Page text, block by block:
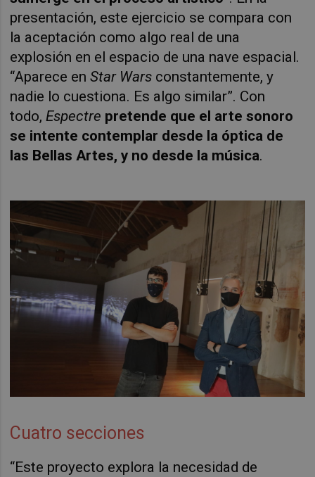
presentación, este ejercicio se compara con
la aceptación como algo real de una
explosión en el espacio de una nave espacial.
“Aparece enStar Wars constantemente, y
nadie lo cuestiona. Es algo similar”. Con
todo,Espectre pretende que el arte sonoro
se intente contemplar desde la óptica de
las Bellas Artes, y no desde la música.
Cuatro secciones
“Este proyecto explora la necesidad de